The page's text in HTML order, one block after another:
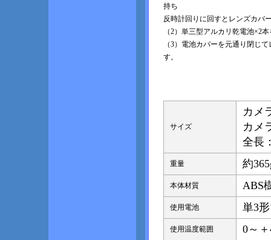
持ち
反時計回りに回すとレンズカバ
（2）単三型アルカリ乾電池×2
（3）電池カバーを元通り閉じ
す。
サイズ
カメ
カメ
全長
重量 約
本体材質 ABS
使用電池 単3
使用温度範囲 0～